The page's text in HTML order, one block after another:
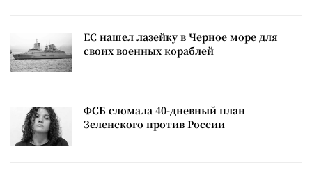
ЕС нашел лазейку в Черное море для
своих военных кораблей
ФСБ сломала 40-дневный план
Зеленского против России